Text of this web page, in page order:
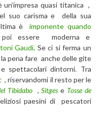
un’impresa quasi titanica ,
suo carisma e della sua
èimponente quando
essere moderna e
Gaudí. Se ci si ferma un
pena fare anche delle gite
spettacolari dintorni. Tra
, riservandomi il resto per le
Tibidabo ,Sitgese Tosse de
paesini di pescatori